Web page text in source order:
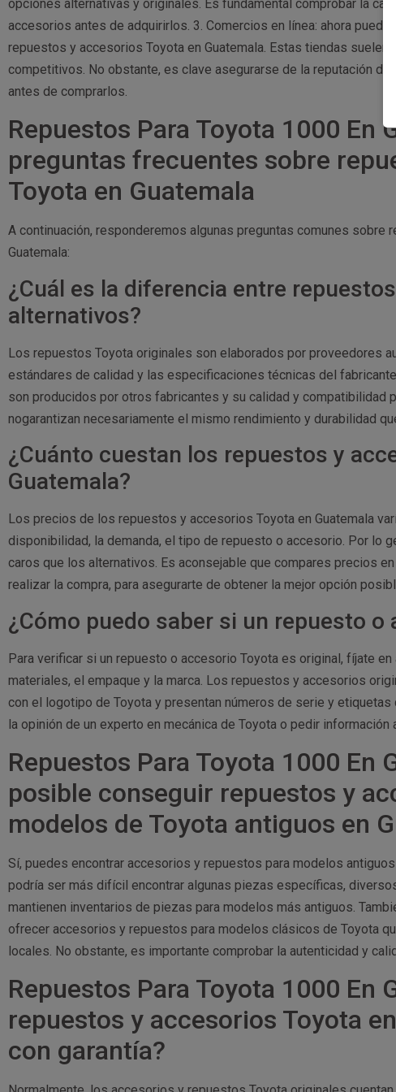
opciones alternativas y originales. Es fundamental comprobar la
accesorios antes de adquirirlos. 3. Comercios en línea: ahora
repuestos y accesorios Toyota en Guatemala. Estas tiendas suelen
competitivos. No obstante, es clave asegurarse de la reputación
antes de comprarlos.
Repuestos Para Toyota 1000 En
preguntas frecuentes sobre
Toyota en Guatemala
A continuación, responderemos algunas preguntas comunes sobre
Guatemala:
¿Cuál es la diferencia entre
alternativos?
Los repuestos Toyota originales son elaborados por proveedores
estándares de calidad y las especificaciones técnicas del
son producidos por otros fabricantes y su calidad y compatibilidad
nogarantizan necesariamente el mismo rendimiento y durabilidad
¿Cuánto cuestan los repuestos y
Guatemala?
Los precios de los repuestos y accesorios Toyota en Guatemala
disponibilidad, la demanda, el tipo de repuesto o accesorio. Por lo
caros que los alternativos. Es aconsejable que compares precios
realizar la compra, para asegurarte de obtener la mejor opción
¿Cómo puedo saber si un repuesto o
Para verificar si un repuesto o accesorio Toyota es original, fíjate
materiales, el empaque y la marca. Los repuestos y accesorios
con el logotipo de Toyota y presentan números de serie y
la opinión de un experto en mecánica de Toyota o pedir información
Repuestos Para Toyota 1000 En
posible conseguir repuestos y
modelos de Toyota antiguos en
Sí, puedes encontrar accesorios y repuestos para modelos
podría ser más difícil encontrar algunas piezas específicas,
mantienen inventarios de piezas para modelos más antiguos.
ofrecer accesorios y repuestos para modelos clásicos de Toyota
locales. No obstante, es importante comprobar la autenticidad y
Repuestos Para Toyota 1000 En
repuestos y accesorios Toyota
con garantía?